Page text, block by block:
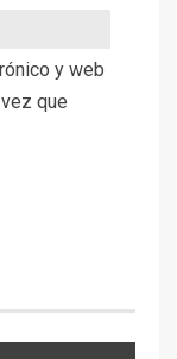
y web
que